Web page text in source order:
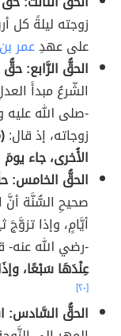
زوجته ليلةً كل
على عهدِعمر
الحقُّ الرَّابع: حقُّ
الشّرعُ مبدأَ
-صلى الله عليه
زوجاته، إذ قال:
الأُخرى، جاء
الحقُّ الخامس:
صحيحِ السُّنَّة أنَّ
أيَّامٍ، وإذا
-رضي الله عنه-
عِنْدَهَا سَبْعًا،
[٢٠]
الحقُّ السَّادس: